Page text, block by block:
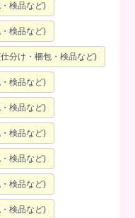
検品など)
検品など)
分け・梱包・検品など)
検品など)
検品など)
検品など)
検品など)
検品など)
検品など)